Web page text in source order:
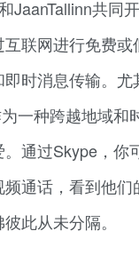
JaanTallinn共同
联网进行免费或
时消息传输。尤
一种跨越地域和
通过Skype，你
通话，看到他们
此从未分隔。